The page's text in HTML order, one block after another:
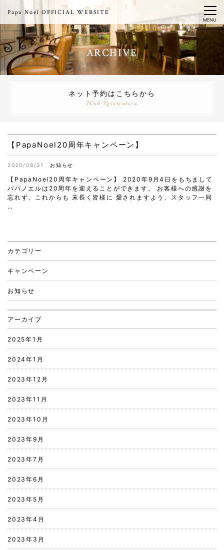
MENU
Papa Noel OFFICIAL WEBSITE
ARCHIVE
ネット予約はこちらから
Web Reservation
【PapaNoel20周年キャンペーン】
2020/08/31 お知らせ
【PapaNoel20周年キャンペーン】 2020年9月4日をもちまして
パパノエルは20周年を迎えることができます。 お客様への感謝を
忘れず、これからも 末長く皆様に 愛されますよう、スタッフ一同
…
カテゴリー
キャンペーン
お知らせ
アーカイブ
2025年1月
2024年1月
2023年12月
2023年11月
2023年10月
2023年9月
2023年7月
2023年6月
2023年5月
2023年4月
2023年3月